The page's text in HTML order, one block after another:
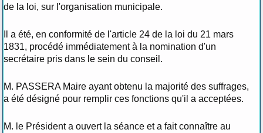
de la loi, sur l'organisation municipale.
Il a été, en conformité de l'article 24 de la loi du 21 mars
1831, procédé immédiatement à la nomination d'un
secrétaire pris dans le sein du conseil.
M. PASSERA Maire ayant obtenu la majorité des suffrages,
a été désigné pour remplir ces fonctions qu'il a acceptées.
M. le Président a ouvert la séance et a fait connaître au